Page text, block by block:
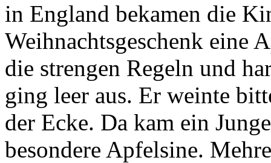
in England bekamen die
Weihnachtsgeschenk eine
die strengen Regeln und
ging leer aus. Er weinte
der Ecke. Da kam ein
besondere Apfelsine.